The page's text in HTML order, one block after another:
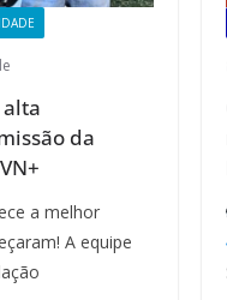
da
a melhor
A equipe